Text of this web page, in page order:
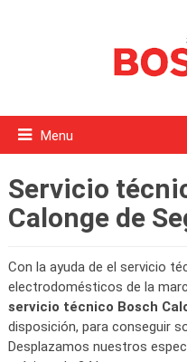
Menu
Servicio
Calonge de
Con la ayuda de el servicio
electrodomésticos de la
servicio técnico Bosch
disposición, para conseguir
Desplazamos nuestros